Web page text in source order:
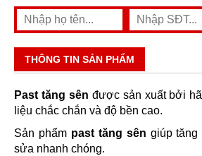
THÔNG TIN SẢN PHẨM
Past tăng sên được sản xuất bởi
liệu chắc chắn và độ bền cao.
Sản phẩm past tăng sên giúp tăng
sửa nhanh chóng.